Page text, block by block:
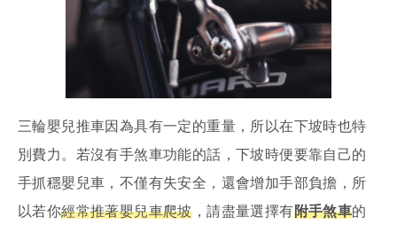
三輪嬰兒推車因為具有一定的重量，所以在下坡時也特
別費力。若沒有手煞車功能的話，下坡時便要靠自己的
手抓穩嬰兒車，不僅有失安全，還會增加手部負擔，所
以若你經常推著嬰兒車爬坡，請盡量選擇有附手煞車的